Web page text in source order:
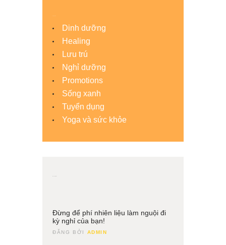
Dinh dưỡng
Healing
Lưu trú
Nghỉ dưỡng
Promotions
Sống xanh
Tuyển dụng
Yoga và sức khỏe
Đừng để phí nhiên liệu làm nguội đi
kỳ nghỉ của bạn!
ĐĂNG BỞI ADMIN